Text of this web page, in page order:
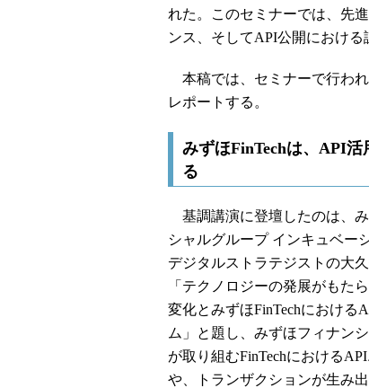
れた。このセミナーでは、先
ンス、そしてAPI公開における
本稿では、セミナーで行わ
レポートする。
みずほFinTechは、API
る
基調講演に登壇したのは、
シャルグループ インキュベー
デジタルストラテジストの大久
「テクノロジーの発展がもた
変化とみずほFinTechにおける
ム」と題し、みずほフィナン
が取り組むFinTechにおける
や、トランザクションが生み